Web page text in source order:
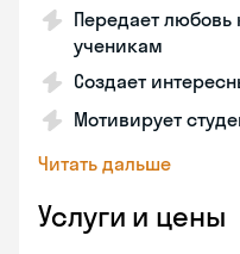
Передает любовь
ученикам
Создает
Мотивирует
Читать дальше
Услуги и цены